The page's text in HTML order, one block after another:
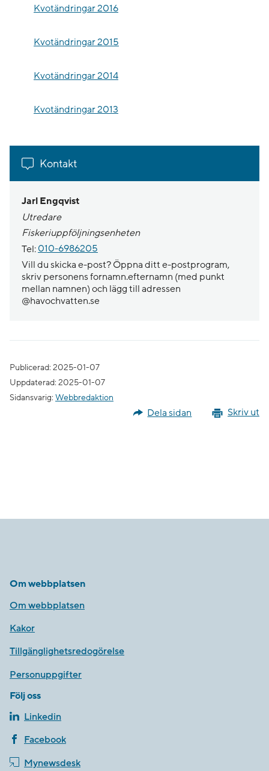
Kvotändringar 2016
Kvotändringar 2015
Kvotändringar 2014
Kvotändringar 2013
Kontakt
Jarl Engqvist
Utredare
Fiskeriuppföljningsenheten
Tel: 010-6986205
Vill du skicka e-post? Öppna ditt e-postprogram,
skriv personens fornamn.efternamn (med punkt
mellan namnen) och lägg till adressen
@havochvatten.se
Publicerad: 2025-01-07
Uppdaterad: 2025-01-07
Sidansvarig: Webbredaktion
Skriv ut
Dela sidan
Om webbplatsen
Om webbplatsen
Kakor
Tillgänglighetsredogörelse
Personuppgifter
Följ oss
Linkedin
Facebook
Mynewsdesk